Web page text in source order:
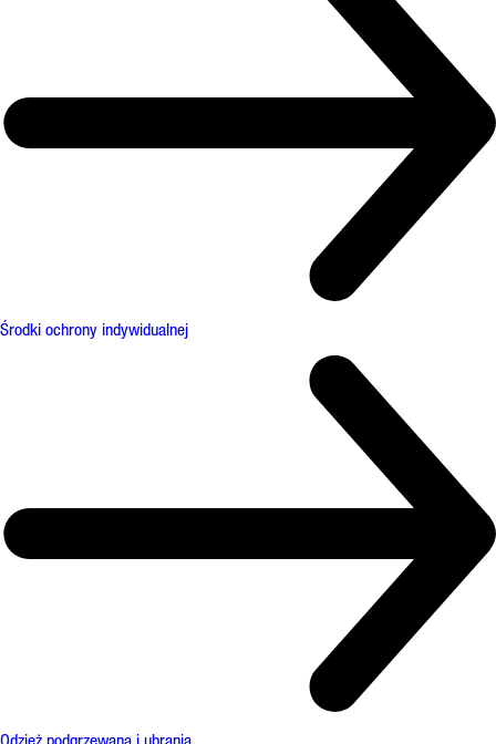
Środki ochrony indywidualnej
Odzież podgrzewana i ubrania